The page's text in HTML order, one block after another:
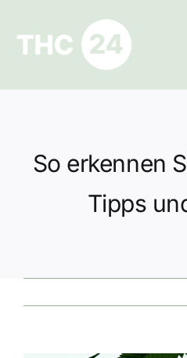
springen
Ratgeber
Datenschutz
So erkennen
Tipps